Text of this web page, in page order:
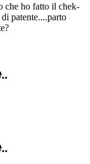
che ho fatto il chek-
patente....parto